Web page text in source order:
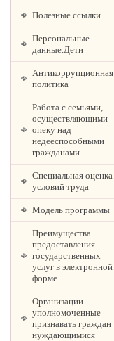
Полезные ссылки
Персональные
данные.Дети
Антикоррупционная
политика
Работа с семьями,
осуществляющими
опеку над
недееспособными
гражданами
Специальная оценка
условий труда
Модель программы
Преимущества
предоставления
государственных
услуг в электронной
форме
Организации
уполномоченные
признавать граждан
нуждающимися